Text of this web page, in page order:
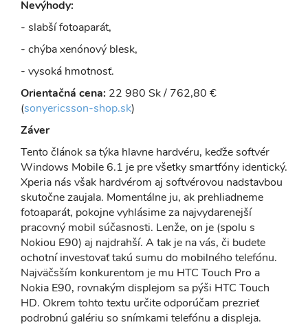
Nevýhody:
- slabší fotoaparát,
- chýba xenónový blesk,
- vysoká hmotnosť.
Orientačná cena: 22 980 Sk / 762,80 €
(sonyericsson-shop.sk)
Záver
Tento článok sa týka hlavne hardvéru, keďže softvér
Windows Mobile 6.1 je pre všetky smartfóny identický.
Xperia nás však hardvérom aj softvérovou nadstavbou
skutočne zaujala. Momentálne ju, ak prehliadneme
fotoaparát, pokojne vyhlásime za najvydarenejší
pracovný mobil súčasnosti. Lenže, on je (spolu s
Nokiou E90) aj najdrahší. A tak je na vás, či budete
ochotní investovať takú sumu do mobilného telefónu.
Najväčsším konkurentom je mu HTC Touch Pro a
Nokia E90, rovnakým displejom sa pýši HTC Touch
HD. Okrem tohto textu určite odporúčam prezrieť
podrobnú galériu so snímkami telefónu a displeja.